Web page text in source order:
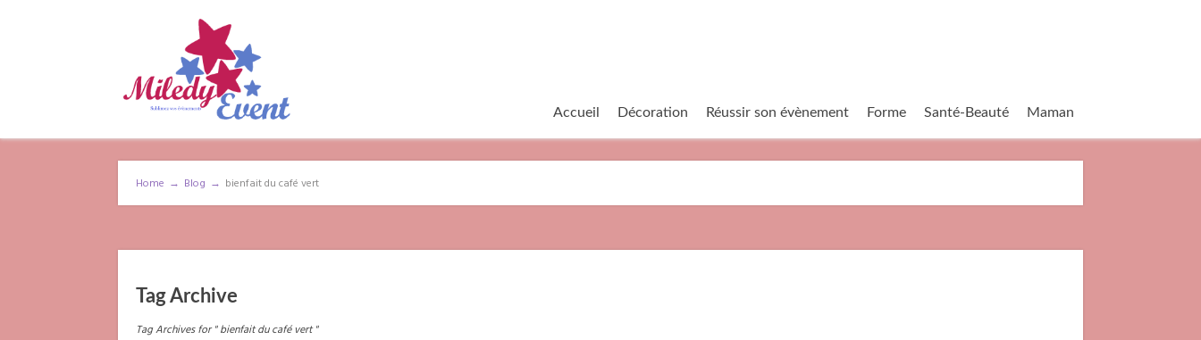
Accueil Décoration Réussir son évènement Forme Santé-Beauté Maman
Home → Blog → bienfait du café vert
Tag Archive
Tag Archives for " bienfait du café vert "